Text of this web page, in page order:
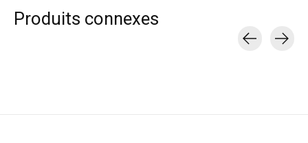
Produits connexes